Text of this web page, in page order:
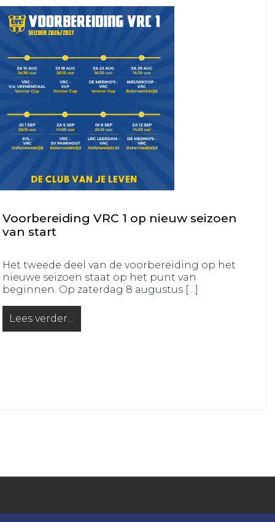
Voorbereiding VRC 1 op nieuw seizoen
van start
Het tweede deel van de voorbereiding op het
nieuwe seizoen staat op het punt van
beginnen. Op zaterdag 8 augustus […]
Lees verder…
from Voorbereiding VRC 1 op nieuw seizoen van